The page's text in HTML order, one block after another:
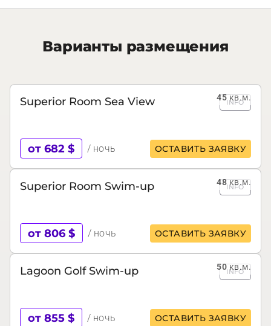
Варианты размещения
45кв.м.
Superior Room Sea View INFO
от 682 $ / ночь ОСТАВИТЬ ЗАЯВКУ
48кв.м.
Superior Room Swim-up INFO
от 806 $ / ночь ОСТАВИТЬ ЗАЯВКУ
50кв.м.
Lagoon Golf Swim-up INFO
от 855 $ / ночь ОСТАВИТЬ ЗАЯВКУ